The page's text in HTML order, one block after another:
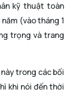
kỹ thuật toàn
(vào tháng 1
trọng và trang
trong các bối
khi nói đến thời